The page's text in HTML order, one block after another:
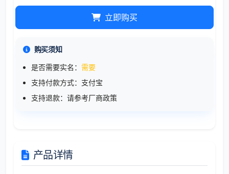
立即购买
购买须知
是否需要实名： 需要
支持付款方式：支付宝
支持退款：请参考厂商政策
产品详情